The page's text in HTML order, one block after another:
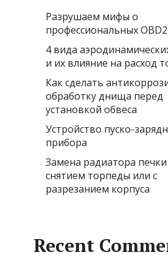
Разрушаем мифы о
профессиональных
4 вида
и их влияние на расход
Как сделать
обработку днища перед
установкой обвеса
Устройство пуско-
прибора
Замена радиатора печки
снятием торпеды или с
разрезанием корпуса
Recent